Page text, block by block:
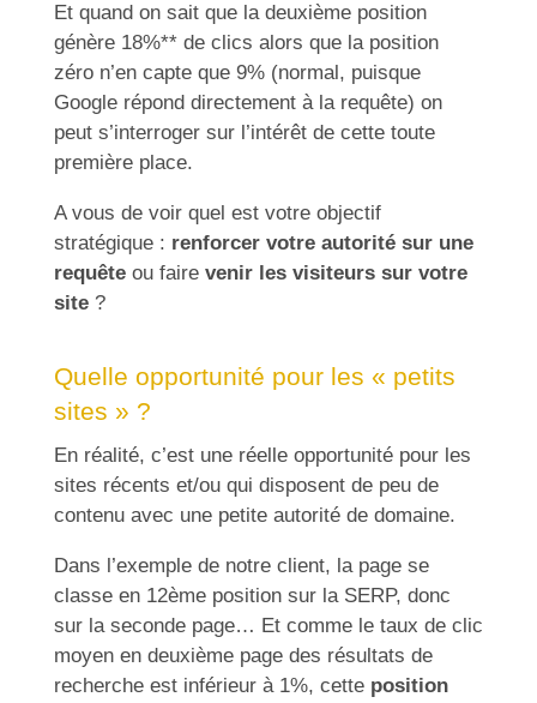
Et quand on sait que la deuxième position
génère 18%** de clics alors que la position
zéro n’en capte que 9% (normal, puisque
Google répond directement à la requête) on
peut s’interroger sur l’intérêt de cette toute
première place.
A vous de voir quel est votre objectif
stratégique : renforcer votre autorité sur une
requêteou faire venir les visiteurs sur votre
site?
Quelle opportunité pour les « petits
sites » ?
En réalité, c’est une réelle opportunité pour les
sites récents et/ou qui disposent de peu de
contenu avec une petite autorité de domaine.
Dans l’exemple de notre client, la page se
classe en 12ème position sur la SERP, donc
sur la seconde page… Et comme le taux de clic
moyen en deuxième page des résultats de
recherche est inférieur à 1%, cette position